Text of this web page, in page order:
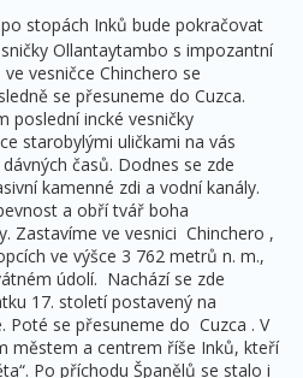
stopách Inků bude pokračovat
Ollantaytambo s impozantní
vesničce Chinchero se
se přesuneme do Cuzca.
poslední incké vesničky
starobylými uličkami na vás
časů. Dodnes se zde
kamenné zdi a vodní kanály.
a obří tvář boha
Zastavíme ve vesnici Chinchero ,
ve výšce 3 762 metrů n. m.,
údolí. Nachází se zde
17. století postavený na
Poté se přesuneme do Cuzca . V
městem a centrem říše Inků, kteří
Po příchodu Španělů se stalo i